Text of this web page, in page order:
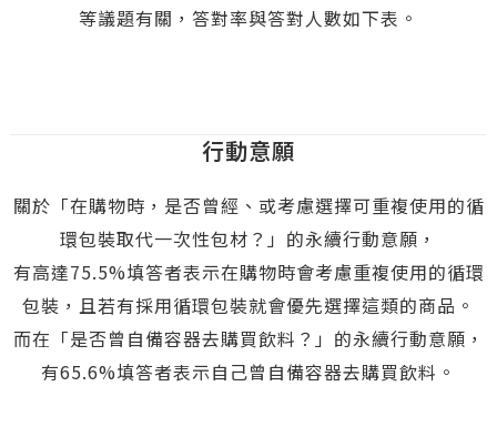
等議題有關，答對率與答對人數如下表。
行動意願
關於「在購物時，是否曾經、或考慮選擇可重複使用的循
環包裝取代一次性包材？」的永續行動意願，
有高達75.5%填答者表示在購物時會考慮重複使用的循環
包裝，且若有採用循環包裝就會優先選擇這類的商品。
而在「是否曾自備容器去購買飲料？」的永續行動意願，
有65.6%填答者表示自己曾自備容器去購買飲料。